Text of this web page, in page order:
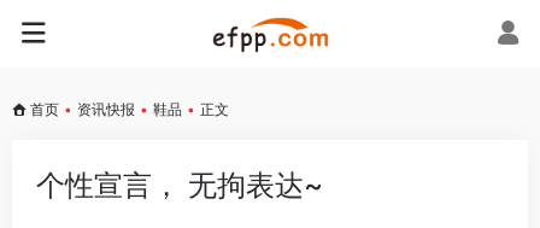
首页 • 资讯快报 • 鞋品 • 正文
个性宣言， 无拘表达~